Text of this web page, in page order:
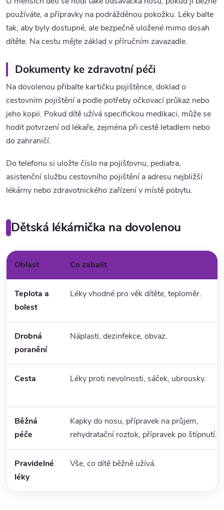
používáte, a přípravky na podrážděnou pokožku. Léky balte
tak, aby byly dostupné, ale bezpečně uložené mimo dosah
dítěte. Na cestu mějte základ v příručním zavazadle.
Dokumenty ke zdravotní péči
Na dovolenou přibalte kartičku pojištěnce, doklad o
cestovním pojištění a podle potřeby očkovací průkaz nebo
jeho kopii. Pokud dítě užívá specifickou medikaci, může se
hodit potvrzení od lékaře, zejména při cestě letadlem nebo
do zahraničí.
Do telefonu si uložte číslo na pojišťovnu, pediatra,
asistenční službu cestovního pojištění a adresu nejbližší
lékárny nebo zdravotnického zařízení v místě pobytu.
Dětská lékárnička na dovolenou
Oblast Co zabalit
Teplota a
bolest
Léky vhodné pro věk dítěte, teploměr.
Drobná
poranění
Náplasti, dezinfekce, obvaz.
Cesta Léky proti nevolnosti, sáček, ubrousky.
Běžná
péče
Kapky do nosu, přípravek na průjem,
rehydratační roztok, přípravek po štípnutí.
Pravidelné
léky
Vše, co dítě běžně užívá.